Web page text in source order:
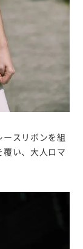
スリボンを組
覆い、大人ロマ